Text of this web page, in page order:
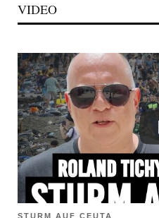
VIDEO
STURM AUF CEUTA